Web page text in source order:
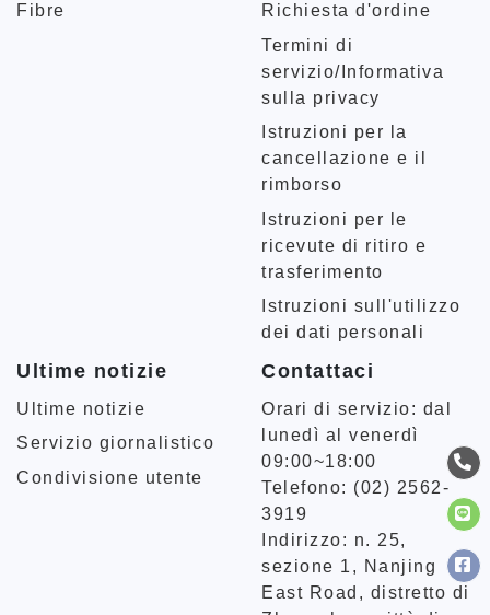
Fibre
Richiesta d'ordine
Termini di
servizio/Informativa
sulla privacy
Istruzioni per la
cancellazione e il
rimborso
Istruzioni per le
ricevute di ritiro e
trasferimento
Istruzioni sull'utilizzo
dei dati personali
Ultime notizie
Ultime notizie
Servizio giornalistico
Condivisione utente
Contattaci
Orari di servizio: dal
lunedì al venerdì
09:00~18:00
Telefono: (02) 2562-
3919
Indirizzo: n. 25,
sezione 1, Nanjing
East Road, distretto di